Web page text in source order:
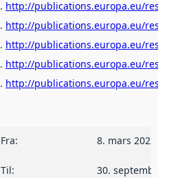
http://publications.europa.eu/
http://publications.europa.eu/
http://publications.europa.eu/
http://publications.europa.eu/
http://publications.europa.eu/
Fra: 8. mars 2022
Til: 30. september